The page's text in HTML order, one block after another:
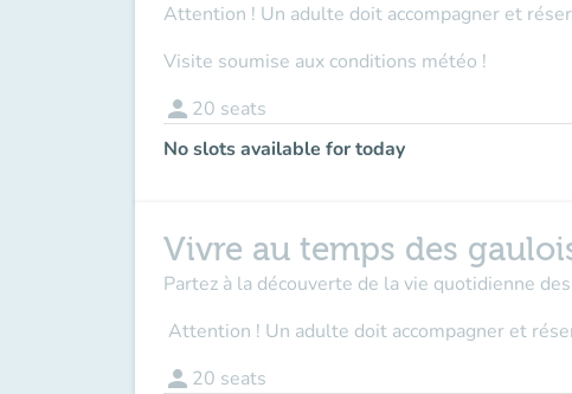
Attention ! Un adulte doit accompagner et
Visite soumise aux conditions météo !
person 20 seats
No slots available for today
Vivre au temps des
Partez à la découverte de la vie quotidienne
Attention ! Un adulte doit accompagner et
person 20 seats